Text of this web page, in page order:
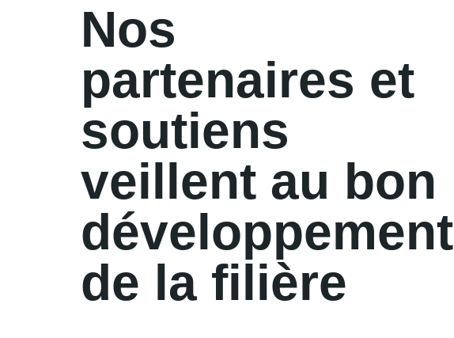
Nos
partenaires et
soutiens
veillent au bon
développement
de la filière